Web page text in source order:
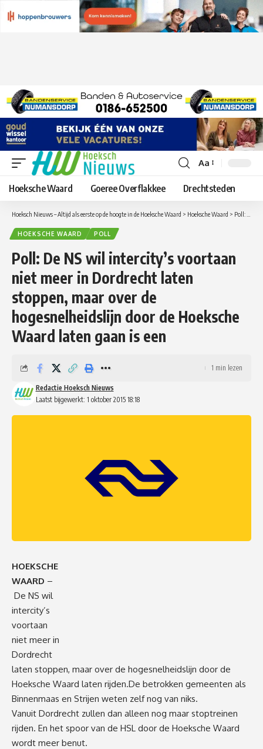
Lettergrootte
aanpassen
Aa
Hoeksche Waard Goeree Overflakkee Drechtsteden
Hoeksch Nieuws – Altijd als eerste op de hoogte in de Hoeksche Waard > Hoeksche Waard > Poll: De NS wil intercity’s voortaan niet meer in Dordrecht laten stoppen, maar over de hogesnelheidslijn door de Hoeksche Waard laten gaan is een
HOEKSCHE WAARD POLL
Poll: De NS wil intercity’s voortaan
niet meer in Dordrecht laten
stoppen, maar over de
hogesnelheidslijn door de Hoeksche
Waard laten gaan is een
Laatst bijgewerkt: 1 oktober 2015 18:18
Redactie Hoeksch Nieuws
1 min lezen
HOEKSCHE
WAARD –
De NS wil
intercity’s
voortaan
niet meer in
Dordrecht
laten stoppen, maar over de hogesnelheidslijn door de
Hoeksche Waard laten rijden.De betrokken gemeenten als
Binnenmaas en Strijen weten zelf nog van niks.
Vanuit Dordrecht zullen dan alleen nog maar stoptreinen
rijden. En het spoor van de HSL door de Hoeksche Waard
wordt meer benut.